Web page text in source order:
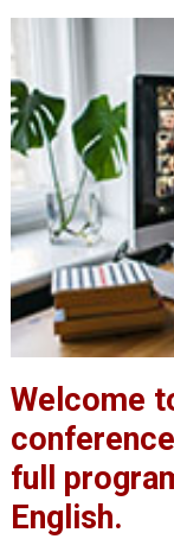
Welcome
full
English.